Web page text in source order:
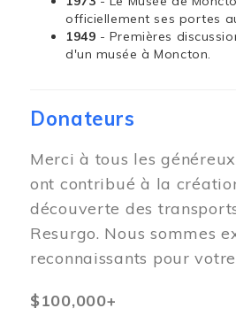
officiellement ses portes
1949 - Premières
d'un musée à Moncton.
Donateurs
Merci à tous les
ont contribué à la
découverte des
Resurgo. Nous sommes
reconnaissants pour
$100,000+